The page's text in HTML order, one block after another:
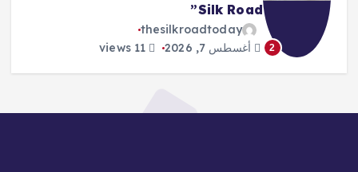
2
Silk Road”
thesilkroadtoday
أغسطس 7, 2026